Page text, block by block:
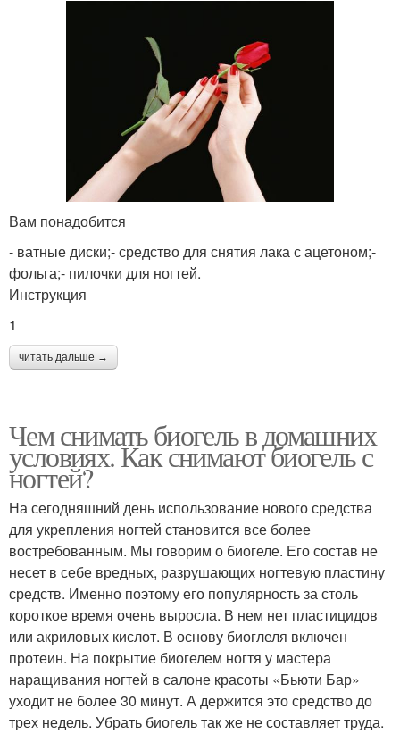
Вам понадобится
- ватные диски;- средство для снятия лака с ацетоном;-
фольга;- пилочки для ногтей.
Инструкция
1
читать дальше →
Чем снимать биогель в домашних
условиях. Как снимают биогель с
ногтей?
На сегодняшний день использование нового средства
для укрепления ногтей становится все более
востребованным. Мы говорим о биогеле. Его состав не
несет в себе вредных, разрушающих ногтевую пластину
средств. Именно поэтому его популярность за столь
короткое время очень выросла. В нем нет пластицидов
или акриловых кислот. В основу биоглеля включен
протеин. На покрытие биогелем ногтя у мастера
наращивания ногтей в салоне красоты «Бьюти Бар»
уходит не более 30 минут. А держится это средство до
трех недель. Убрать биогель так же не составляет труда.